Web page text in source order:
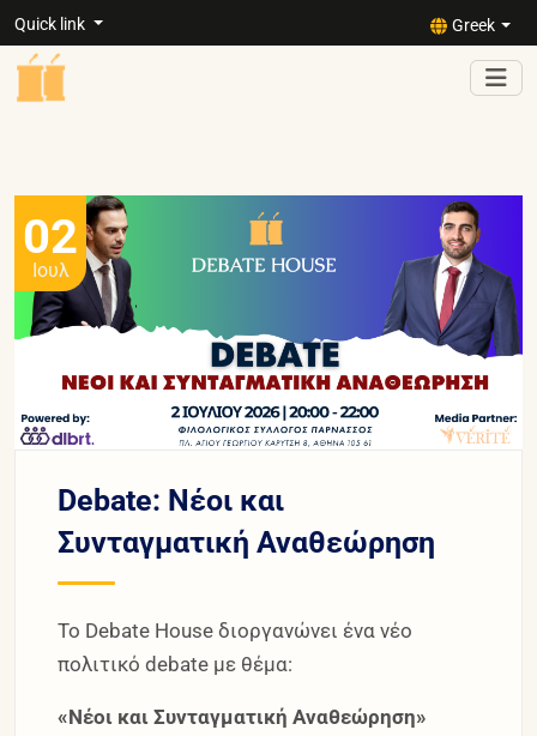
Quick link Greek
02
Ιουλ
Debate: Νέοι και
Συνταγματική Αναθεώρηση
Το Debate House διοργανώνει ένα νέο
πολιτικό debate με θέμα:
«Νέοι και Συνταγματική Αναθεώρηση»